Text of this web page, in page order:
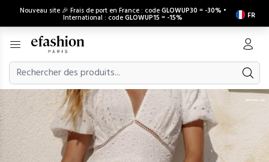
Nouveau site 🎉 Frais de port en France : codeGLOWUP30 = -30% •
International : codeGLOWUP15 = -15% FR